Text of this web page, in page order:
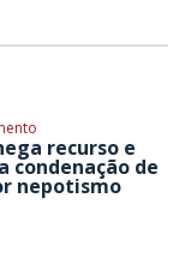
recurso e
condenação de
nepotismo